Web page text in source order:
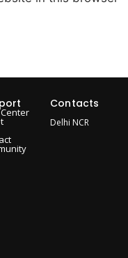
Contacts
Delhi NCR